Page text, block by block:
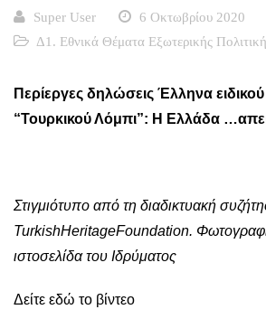
Super User
6 Οκτωβρίου 2020
Δ1. Εθνικά Θέματα Εξωτερικής
Περίεργες δηλώσεις Έλληνα
“Τουρκικού Λόμπι”: Η Ελλάδα
Στιγμιότυπο από τη διαδικτυακή
TurkishHeritageFoundation.
ιστοσελίδα του Ιδρύματος
Δείτε εδώ το βίντεο